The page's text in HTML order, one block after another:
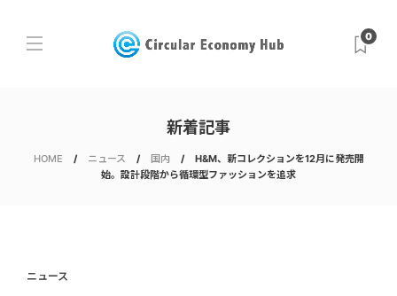
0
新着記事
HOME ニュース 国内
H&M、新コレクションを12月に発売開
始。設計段階から循環型ファッションを追求
ニュース